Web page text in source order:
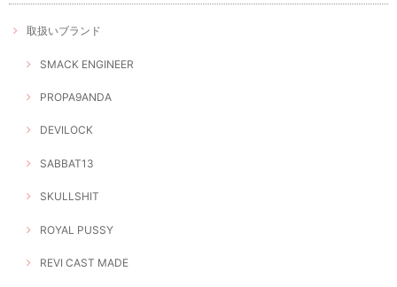
取扱いブランド
SMACK ENGINEER
PROPA9ANDA
DEVILOCK
SABBAT13
SKULLSHIT
ROYAL PUSSY
REVI CAST MADE